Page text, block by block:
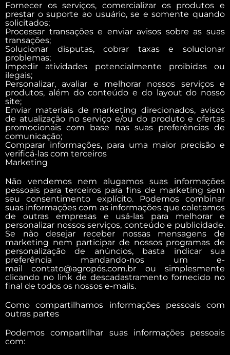
Fornecer os serviços, comercializar os produtos e
prestar o suporte ao usuário, se e somente quando
solicitados;
Processar transações e enviar avisos sobre as suas
transações;
Solucionar disputas, cobrar taxas e solucionar
problemas;
Impedir atividades potencialmente proibidas ou
ilegais;
Personalizar, avaliar e melhorar nossos serviços e
produtos, além do conteúdo e do layout do nosso
site;
Enviar materiais de marketing direcionados, avisos
de atualização no serviço e/ou do produto e ofertas
promocionais com base nas suas preferências de
comunicação;
Comparar informações, para uma maior precisão e
verificá-las com terceiros
Marketing
Não vendemos nem alugamos suas informações
pessoais para terceiros para fins de marketing sem
seu consentimento explícito. Podemos combinar
suas informações com as informações que coletamos
de outras empresas e usá-las para melhorar e
personalizar nossos serviços, conteúdo e publicidade.
Se não desejar receber nossas mensagens de
marketing nem participar de nossos programas de
personalização de anúncios, basta indicar sua
preferência mandando-nos um e-
mail contato@agropós.com.br ou simplesmente
clicando no link de descadastramento fornecido no
final de todos os nossos e-mails.
Como compartilhamos informações pessoais com
outras partes
Podemos compartilhar suas informações pessoais
com: